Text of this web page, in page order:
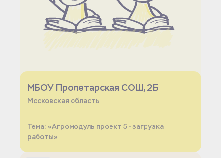
МБОУ Пролетарская СОШ, 2Б
Московская область
Тема: «Агромодуль проект 5 - загрузка
работы»